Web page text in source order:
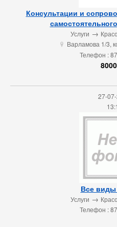
Консультации и
Услуги →
u Варламова 1/3,
Телефон :
27-
Все
Услуги →
Телефон :